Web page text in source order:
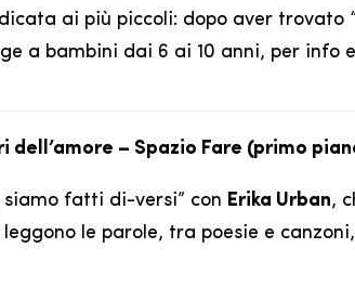
ai più piccoli: dopo aver trovato
a bambini dai 6 ai 10 anni, per info
dell’amore – Spazio Fare (primo
siamo fatti di-versi” con Erika Urban,
le parole, tra poesie e